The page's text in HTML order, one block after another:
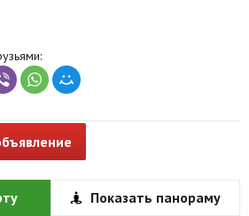
Показать панораму